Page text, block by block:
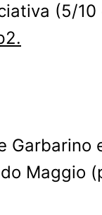
(5/10
Maggio